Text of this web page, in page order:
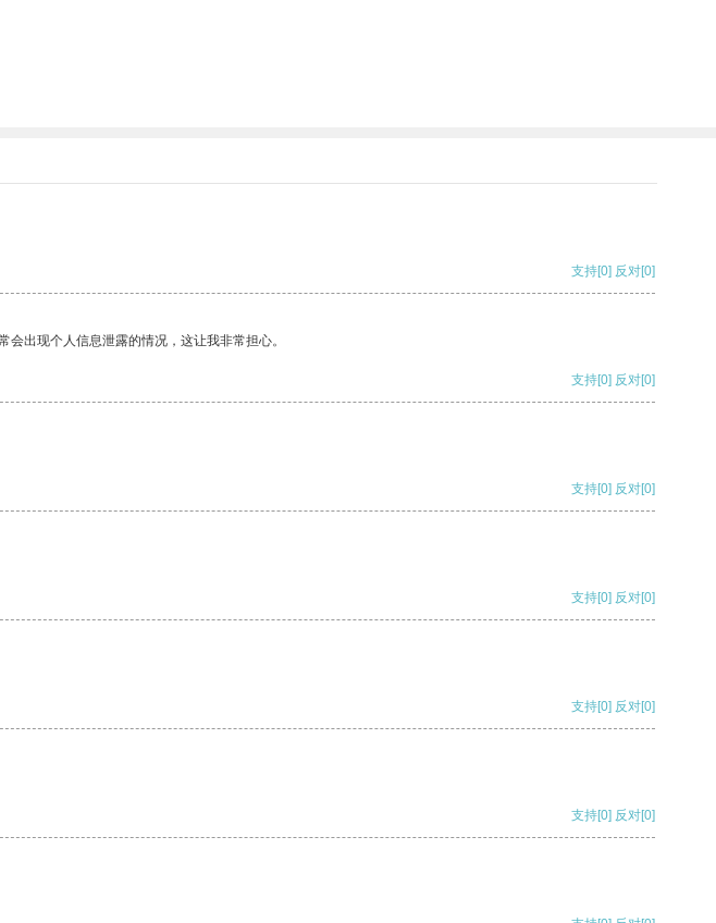
支持[0] 反对[0]
出现个人信息泄露的情况，这让我非常担心。
支持[0] 反对[0]
支持[0] 反对[0]
支持[0] 反对[0]
支持[0] 反对[0]
支持[0] 反对[0]